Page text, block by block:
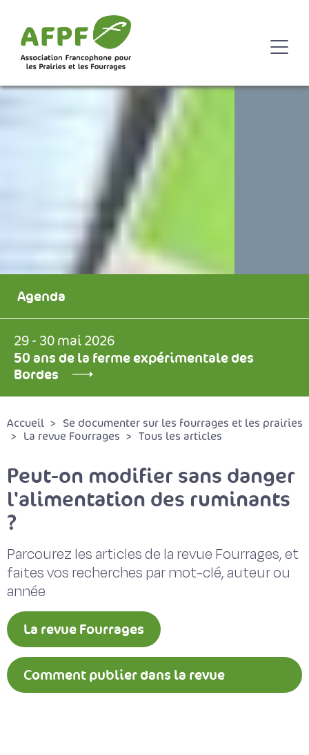
Agenda
29 - 30 mai 2026
50 ans de la ferme expérimentale des
Bordes
Accueil
Se documenter sur les fourrages et les prairies
La revue Fourrages
Tous les articles
Peut-on modifier sans danger
l'alimentation des ruminants
?
Parcourez les articles de la revue Fourrages, et
faites vos recherches par mot-clé, auteur ou
année
La revue Fourrages
Comment publier dans la revue